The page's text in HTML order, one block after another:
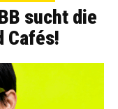
sucht die
Cafés!